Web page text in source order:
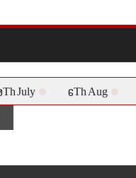
6Th Aug
30Th July